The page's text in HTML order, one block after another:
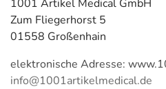
1001 Artikel Medical GmbH
Zum Fliegerhorst 5
01558 Großenhain
elektronische Adresse:
info@1001artikelmedical.de